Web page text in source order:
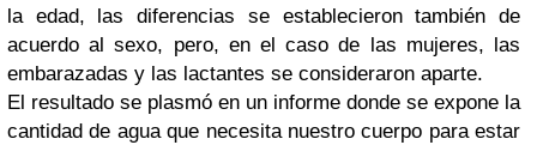
la edad, las diferencias se establecieron también de
acuerdo al sexo, pero, en el caso de las mujeres, las
embarazadas y las lactantes se consideraron aparte.
El resultado se plasmó en un informe donde se expone la
cantidad de agua que necesita nuestro cuerpo para estar